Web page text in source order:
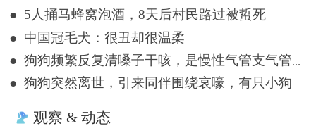
● 5人捅马蜂窝泡酒，8天后村民路过被蜇死
● 中国冠毛犬：很丑却很温柔
● 狗狗频繁反复清嗓子干咳，是慢性气管支气管炎轻症吗？
● 狗狗突然离世，引来同伴围绕哀嚎，有只小狗尿都没撒完就来了
观察 & 动态